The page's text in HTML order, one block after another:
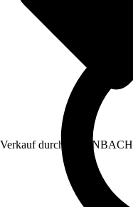
Verkauf durch: HORNBACH